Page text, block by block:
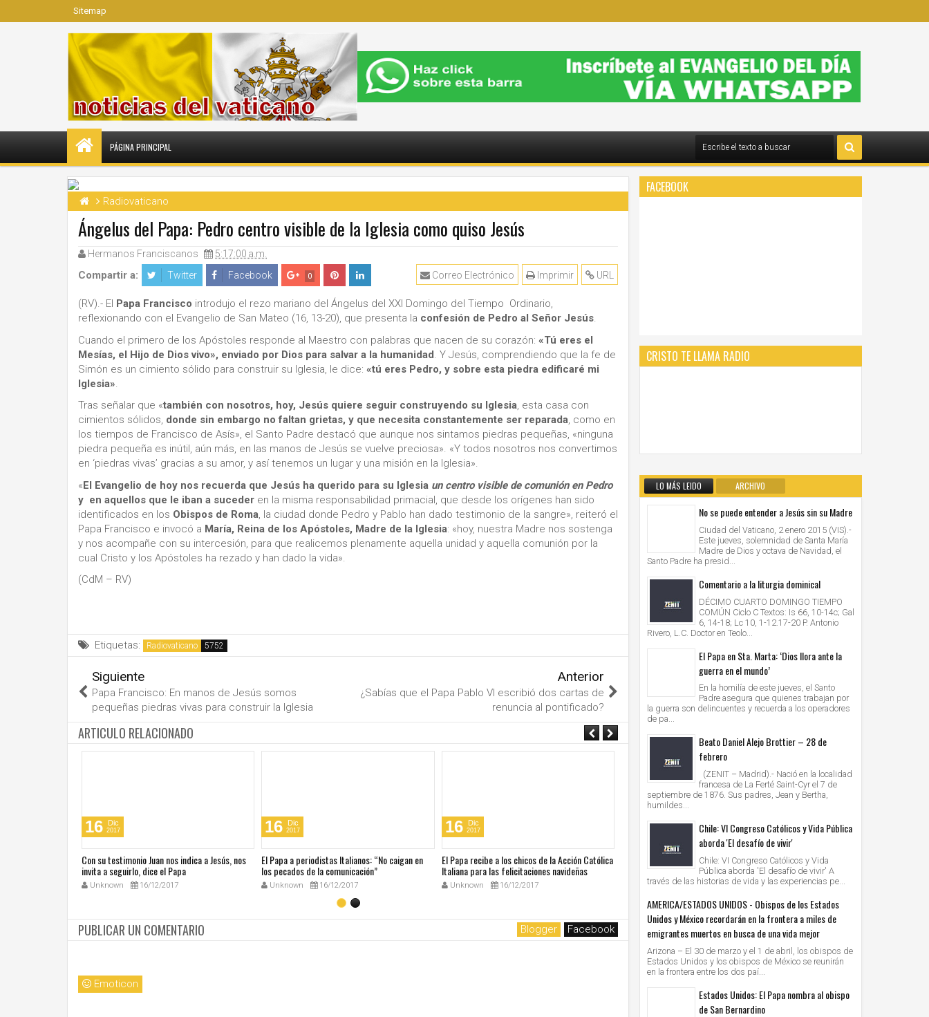
Sitemap
PÁGINA PRINCIPAL
Radiovaticano
Ángelus del Papa: Pedro centro visible de la Iglesia como quiso Jesús
Hermanos Franciscanos 5:17:00 a.m.
Compartir a: Twitter Facebook 0 URL
Imprimir
Correo Electrónico
(RV).- El Papa Francisco introdujo el rezo mariano del Ángelus del XXI Domingo del Tiempo Ordinario,
reflexionando con el Evangelio de San Mateo (16, 13-20), que presenta la confesión de Pedro al Señor Jesús.
Cuando el primero de los Apóstoles responde al Maestro con palabras que nacen de su corazón: «Tú eres el
Mesías, el Hijo de Dios vivo», enviado por Dios para salvar a la humanidad . Y Jesús, comprendiendo que la fe de
Simón es un cimiento sólido para construir su Iglesia, le dice: «tú eres Pedro, y sobre esta piedra edificaré mi
Iglesia»
Tras señalar que «también con nosotros, hoy, Jesús quiere seguir construyendo su Iglesia, esta casa con
cimientos sólidos, donde sin embargo no faltan grietas, y que necesita constantemente ser reparada, como en
los tiempos de Francisco de Asís», el Santo Padre destacó que aunque nos sintamos piedras pequeñas, «ninguna
piedra pequeña es inútil, aún más, en las manos de Jesús se vuelve preciosa». «Y todos nosotros nos convertimos
en ‘piedras vivas’ gracias a su amor, y así tenemos un lugar y una misión en la Iglesia».
«El Evangelio de hoy nos recuerda que Jesús ha querido para su Iglesia un centro visible de comunión en Pedro
y en aquellos que le iban a suceder en la misma responsabilidad primacial, que desde los orígenes han sido
identificados en los Obispos de Roma , la ciudad donde Pedro y Pablo han dado testimonio de la sangre», reiteró el
Papa Francisco e invocó a María, Reina de los Apóstoles, Madre de la Iglesia: «hoy, nuestra Madre nos sostenga
y nos acompañe con su intercesión, para que realicemos plenamente aquella unidad y aquella comunión por la
cual Cristo y los Apóstoles ha rezado y han dado la vida».
(CdM – RV)
Etiquetas: Radiovaticano
Siguiente
Papa Francisco: En manos de Jesús somos
pequeñas piedras vivas para construir la Iglesia
Anterior
¿Sabías que el Papa Pablo VI escribió dos cartas de
renuncia al pontificado?
ARTICULO RELACIONADO
16 Dic
2017
Con su testimonio Juan nos indica a Jesús, nos
invita a seguirlo, dice el Papa
Unknown 16/12/2017
16 Dic
2017
El Papa a periodistas Italianos: “No caigan en
los pecados de la comunicación”
Unknown 16/12/2017
16 Dic
2017
El Papa recibe a los chicos de la Acción Católica
Italiana para las felicitaciones navideñas
Unknown 16/12/2017
Dic
El Papa recibió en audiencia al Presidente de
Bolivia, Evo Morales
Unknown 15/12/2017
15 2017
El encuentro dominical con el
fuerza de vivir, expresó el Papa en
sobre la Eucaristía
Unknown
PUBLICAR UN COMENTARIO Blogger Facebook
Emoticon
FACEBOOK
CRISTO TE LLAMA RADIO
LO MÁS LEIDO ARCHIVO
No se puede entender a Jesús sin su Madre
Ciudad del Vaticano, 2 enero 2015 (VIS).-
Este jueves, solemnidad de Santa María
Madre de Dios y octava de Navidad, el
Santo Padre ha presid...
Comentario a la liturgia dominical
DÉCIMO CUARTO DOMINGO TIEMPO
COMÚN Ciclo C Textos: Is 66, 10-14c; Gal
6, 14-18; Lc 10, 1-12.17-20 P. Antonio
Rivero, L.C. Doctor en Teolo...
El Papa en Sta. Marta: ‘Dios llora ante la
guerra en el mundo’
En la homilía de este jueves, el Santo
Padre asegura que quienes trabajan por
la guerra son delincuentes y recuerda a los operadores
de pa...
Beato Daniel Alejo Brottier – 28 de
febrero
(ZENIT – Madrid).- Nació en la localidad
francesa de La Ferté Saint-Cyr el 7 de
septiembre de 1876. Sus padres, Jean y Bertha,
humildes...
Chile: VI Congreso Católicos y Vida Pública
aborda 'El desafío de vivir'
Chile: VI Congreso Católicos y Vida
Pública aborda 'El desafío de vivir' A
través de las historias de vida y las experiencias pe...
AMERICA/ESTADOS UNIDOS - Obispos de los Estados
Unidos y México recordarán en la frontera a miles de
emigrantes muertos en busca de una vida mejor
Arizona – El 30 de marzo y el 1 de abril, los obispos de
Estados Unidos y los obispos de México se reunirán
en la frontera entre los dos paí...
Estados Unidos: El Papa nombra al obispo
de San Bernardino